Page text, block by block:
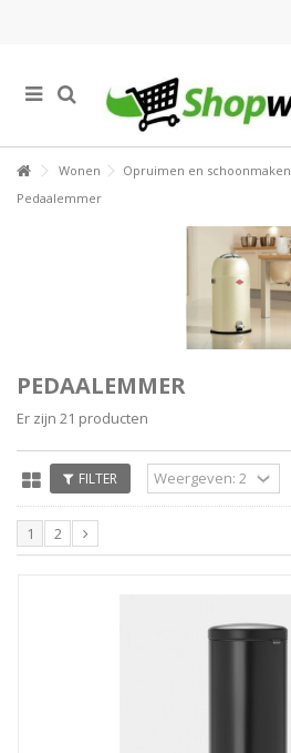
Wonen Opruimen en schoonmaken
Pedaalemmer
PEDAALEMMER
Er zijn 21 producten
FILTER
1 2